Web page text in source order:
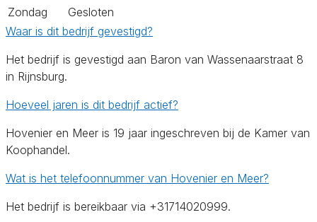
Zondag
Gesloten
Waar is dit bedrijf gevestigd?
Het bedrijf is gevestigd aan Baron van Wassenaarstraat 8
in Rijnsburg.
Hoeveel jaren is dit bedrijf actief?
Hovenier en Meer is 19 jaar ingeschreven bij de Kamer van
Koophandel.
Wat is het telefoonnummer van Hovenier en Meer?
Het bedrijf is bereikbaar via +31714020999.